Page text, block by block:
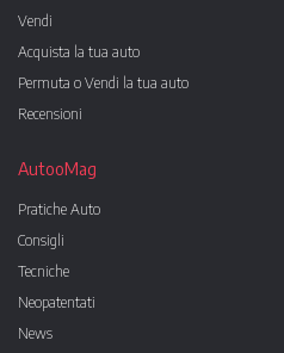
Vendi
Acquista la tua auto
Permuta o Vendi la tua auto
Recensioni
AutooMag
Pratiche Auto
Consigli
Tecniche
Neopatentati
News